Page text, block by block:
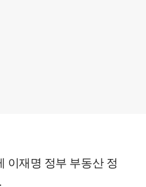
이재명 정부 부동산 정